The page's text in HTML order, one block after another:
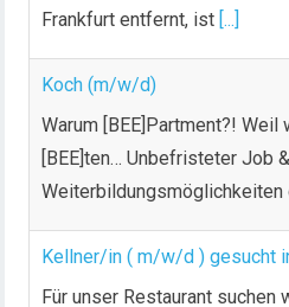
Frankfurt entfernt, ist [...]
Koch (m/w/d)
Warum [BEE]Partment?!
[BEE]ten… Unbefristeter Job
Weiterbildungsmöglichkeiten
Kellner/in ( m/w/d ) gesucht
Für unser Restaurant suchen